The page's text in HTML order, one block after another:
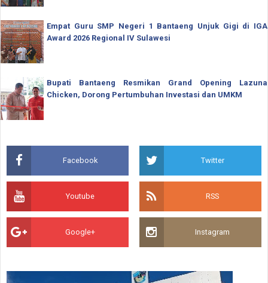
Empat Guru SMP Negeri 1 Bantaeng Unjuk Gigi di IGA
Award 2026 Regional IV Sulawesi
Bupati Bantaeng Resmikan Grand Opening Lazuna
Chicken, Dorong Pertumbuhan Investasi dan UMKM
Facebook Twitter
Youtube RSS
Google+ Instagram